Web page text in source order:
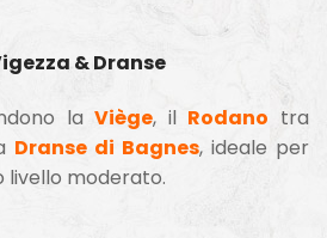
& Dranse
laViège, il Rodano tra
Dranse di Bagnes, ideale per
livello moderato.